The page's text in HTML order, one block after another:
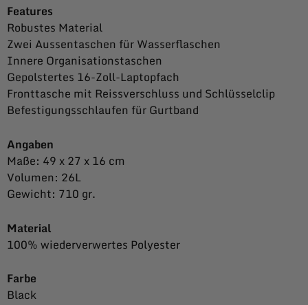
Features
Robustes Material
Zwei Aussentaschen für Wasserflaschen
Innere Organisationstaschen
Gepolstertes 16-Zoll-Laptopfach
Fronttasche mit Reissverschluss und Schlüsselclip
Befestigungsschlaufen für Gurtband
Angaben
Maße: 49 x 27 x 16 cm
Volumen: 26L
Gewicht: 710 gr.
Material
100% wiederverwertes Polyester
Farbe
Black